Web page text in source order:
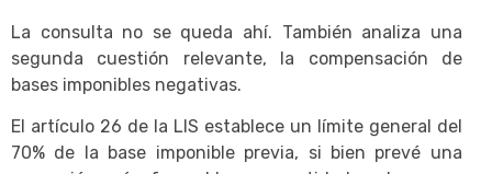
La consulta no se queda ahí. También analiza una
segunda cuestión relevante, la compensación de
bases imponibles negativas.
El artículo 26 de la LIS establece un límite general del
70% de la base imponible previa, si bien prevé una